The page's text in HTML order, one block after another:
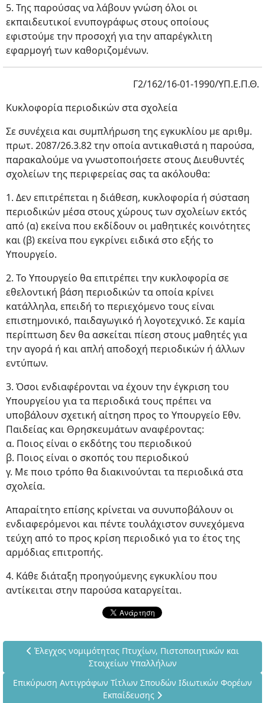
5. Της παρούσας να λάβουν γνώση όλοι οι
εκπαιδευτικοί ενυπογράφως στους οποίους
εφιστούμε την προσοχή για την απαρέγκλιτη
εφαρμογή των καθοριζομένων.
Γ2/162/16-01-1990/ΥΠ.Ε.Π.Θ.
Κυκλοφορία περιοδικών στα σχολεία
Σε συνέχεια και συμπλήρωση της εγκυκλίου με αριθμ.
πρωτ. 2087/26.3.82 την οποία αντικαθιστά η παρούσα,
παρακαλούμε να γνωστοποιήσετε στους Διευθυντές
σχολείων της περιφερείας σας τα ακόλουθα:
1. Δεν επιτρέπεται η διάθεση, κυκλοφορία ή σύσταση
περιοδικών μέσα στους χώρους των σχολείων εκτός
από (α) εκείνα που εκδίδουν οι μαθητικές κοινότητες
και (β) εκείνα που εγκρίνει ειδικά στο εξής το
Υπουργείο.
2. Το Υπουργείο θα επιτρέπει την κυκλοφορία σε
εθελοντική βάση περιοδικών τα οποία κρίνει
κατάλληλα, επειδή το περιεχόμενο τους είναι
επιστημονικό, παιδαγωγικό ή λογοτεχνικό. Σε καμία
περίπτωση δεν θα ασκείται πίεση στους μαθητές για
την αγορά ή και απλή αποδοχή περιοδικών ή άλλων
εντύπων.
3. Όσοι ενδιαφέρονται να έχουν την έγκριση του
Υπουργείου για τα περιοδικά τους πρέπει να
υποβάλουν σχετική αίτηση προς το Υπουργείο Εθν.
Παιδείας και Θρησκευμάτων αναφέροντας:
α. Ποιος είναι ο εκδότης του περιοδικού
β. Ποιος είναι ο σκοπός του περιοδικού
γ. Με ποιο τρόπο θα διακινούνται τα περιοδικά στα
σχολεία.
Απαραίτητο επίσης κρίνεται να συνυποβάλουν οι
ενδιαφερόμενοι και πέντε τουλάχιστον συνεχόμενα
τεύχη από το προς κρίση περιοδικό για το έτος της
αρμόδιας επιτροπής.
4. Κάθε διάταξη προηγούμενης εγκυκλίου που
αντίκειται στην παρούσα καταργείται.
Προηγούμενο άρθρο: Έλεγχος νομιμότητας Πτυχίων,
Έλεγχος νομιμότητας Πτυχίων, Πιστοποιητικών και
Στοιχείων Υπαλλήλων
Επόμενο άρθρο: Επικύρωση Αντιγράφων Τίτλων Σπουδών
Επικύρωση Αντιγράφων Τίτλων Σπουδών Ιδιωτικών Φορέων
Εκπαίδευσης